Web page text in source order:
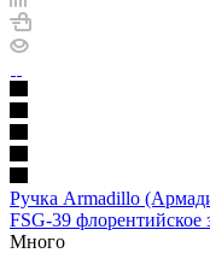
Ручка Armadillo
FSG-39 флорентийское
Много